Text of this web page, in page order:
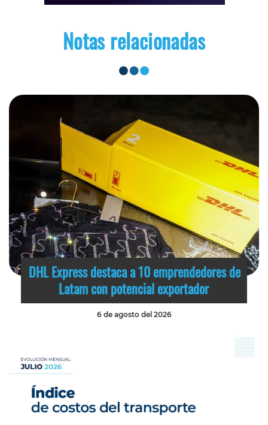
Notas relacionadas
DHL Express destaca a 10 emprendedores de
Latam con potencial exportador
6 de agosto del 2026